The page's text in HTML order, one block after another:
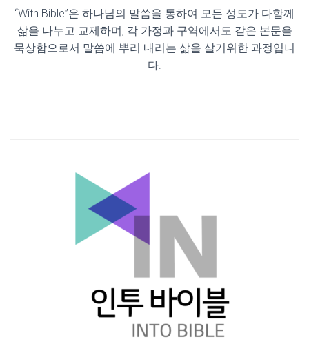
“With Bible”은 하나님의 말씀을 통하여 모든 성도가 다함께
삶을 나누고 교제하며, 각 가정과 구역에서도 같은 본문을
묵상함으로서 말씀에 뿌리 내리는 삶을 살기위한 과정입니
다.